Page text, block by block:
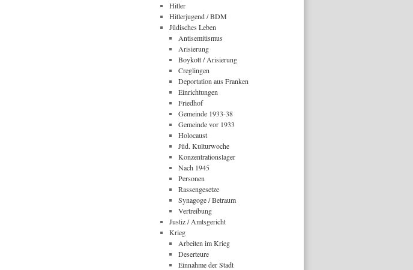
Hitler
Hitlerjugend / BDM
Jüdisches Leben
Antisemitismus
Arisierung
Boykott / Arisierung
Creglingen
Deportation aus Franken
Einrichtungen
Friedhof
Gemeinde 1933-38
Gemeinde vor 1933
Holocaust
Jüd. Kulturwoche
Konzentrationslager
Nach 1945
Personen
Rassengesetze
Synagoge / Betraum
Vertreibung
Justiz / Amtsgericht
Krieg
Arbeiten im Krieg
Deserteure
Einnahme der Stadt